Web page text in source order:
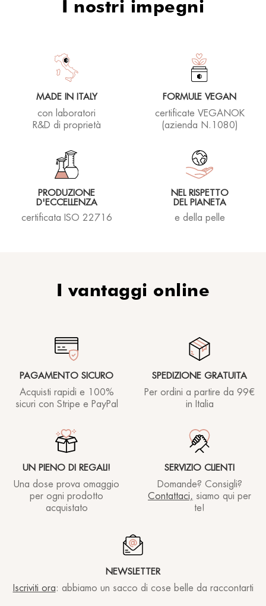
I nostri impegni
MADE IN ITALY
con laboratori
R&D di proprietà
FORMULE VEGAN
certificate VEGANOK
(azienda N.1080)
PRODUZIONE
D'ECCELLENZA
certificata ISO 22716
NEL RISPETTO
DEL PIANETA
e della pelle
I vantaggi online
PAGAMENTO SICURO
Acquisti rapidi e 100%
sicuri con Stripe e PayPal
SPEDIZIONE GRATUITA
Per ordini a partire da 99€
in Italia
UN PIENO DI REGALI!
Una dose prova omaggio
per ogni prodotto
acquistato
SERVIZIO CLIENTI
Domande? Consigli?
Contattaci, siamo qui per
te!
NEWSLETTER
Iscriviti ora: abbiamo un sacco di cose belle da raccontarti